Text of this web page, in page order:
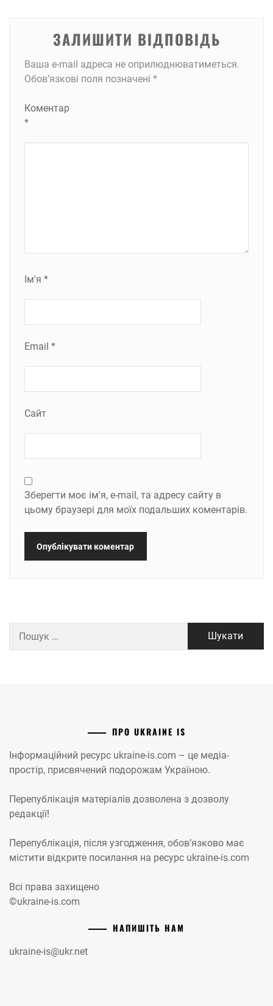
ЗАЛИШИТИ ВІДПОВІДЬ
Ваша e-mail адреса не оприлюднюватиметься.
Обов’язкові поля позначені *
Коментар
*
Ім'я *
Email *
Сайт
Зберегти моє ім'я, e-mail, та адресу сайту в
цьому браузері для моїх подальших коментарів.
ПРО UKRAINE IS
Інформаційний ресурс ukraine-is.com – це медіа-
простір, присвячений подорожам Україною.
Перепублікація матеріалів дозволена з дозволу
редакції!
Перепублікація, після узгодження, обов’язково має
містити відкрите посилання на ресурс ukraine-is.com
Всі права захищено
©ukraine-is.com
НАПИШІТЬ НАМ
ukraine-is@ukr.net